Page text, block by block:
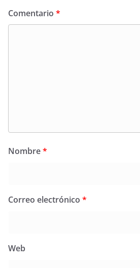
Comentario *
Nombre*
Correo electrónico *
Web